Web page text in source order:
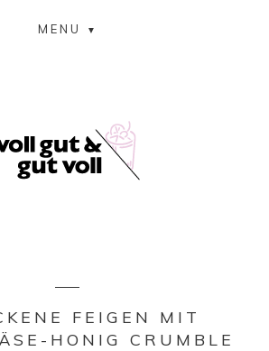
MENU
FEIGEN MIT
HONIG CRUMBLE